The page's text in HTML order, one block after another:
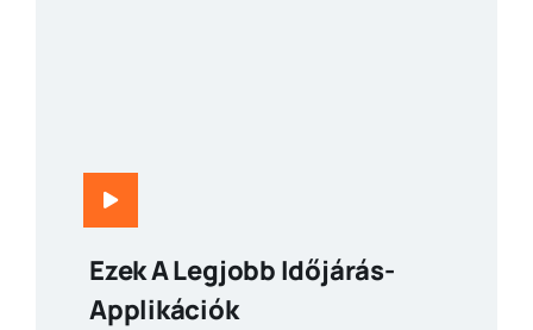
Ezek A Legjobb Időjárás-
Applikációk